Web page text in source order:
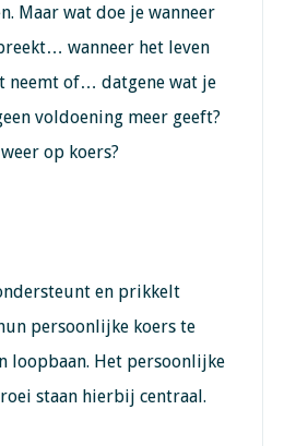
Maar wat doe je wanneer
wanneer het leven
neemt of… datgene wat je
voldoening meer geeft?
op koers?
en prikkelt
persoonlijke koers te
loopbaan. Het persoonlijke
staan hierbij centraal.